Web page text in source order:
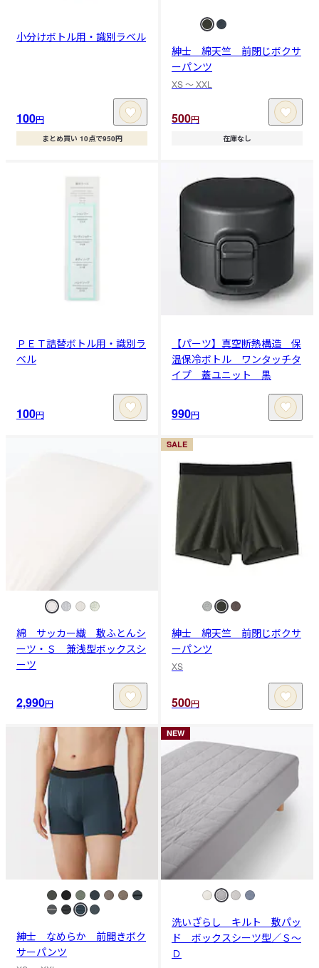
小分けボトル用・識別ラベル
100円
まとめ買い 10点で950円
紳士 綿天竺 前閉じボクサ
ーパンツ
XS 〜 XXL
500円
在庫なし
ＰＥＴ詰替ボトル用・識別ラ
ベル
100円
【パーツ】真空断熱構造 保
温保冷ボトル ワンタッチタ
イプ 蓋ユニット 黒
990円
綿 サッカー織 敷ふとんシ
ーツ・Ｓ 兼浅型ボックスシ
ーツ
2,990円
SALE
紳士 綿天竺 前閉じボクサ
ーパンツ
XS
500円
紳士 なめらか 前開きボク
サーパンツ
NEW
洗いざらし キルト 敷パッ
ド ボックスシーツ型／Ｓ～
Ｄ